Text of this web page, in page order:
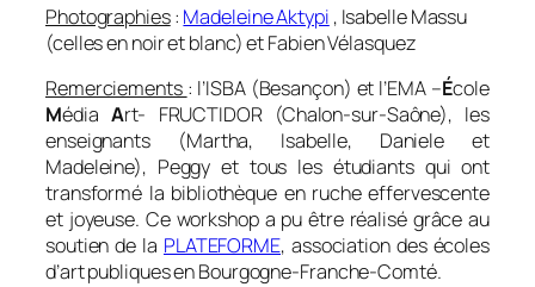
Photographies: Madeleine Aktypi , Isabelle Massu
(celles en noir et blanc) et Fabien Vélasquez
Remerciements : l’ISBA (Besançon) et l’EMA –École
Média Art- FRUCTIDOR (Chalon-sur-Saône), les
enseignants (Martha, Isabelle, Daniele et
Madeleine), Peggy et tous les étudiants qui ont
transformé la bibliothèque en ruche effervescente
et joyeuse. Ce workshop a pu être réalisé grâce au
soutien de la PLATEFORME, association des écoles
d’art publiques en Bourgogne-Franche-Comté.